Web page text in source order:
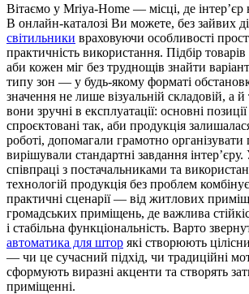
Вітаємо у Mriya-Home — місці, де інтер’єр
В онлайн-каталозі Ви можете, без зайвих
світильники враховуючи особливості
практичність використання. Підбір товарів
аби кожен міг без труднощів знайти
типу зон — у будь-якому форматі
значення не лише візуальній складовій, а й
вони зручні в експлуатації: основні
спроєктовані так, аби продукція
роботі, допомагали грамотно організувати
вирішували стандартні завдання інтер’єру.
співпраці з постачальниками та
технологій продукція без проблем
практичні сценарії — від житлових
громадських приміщень, де важлива
і стабільна функціональність. Варто
автоматика для штор які створюють
— чи це сучасний підхід, чи традиційні
сформують виразні акценти та створять
приміщенні.